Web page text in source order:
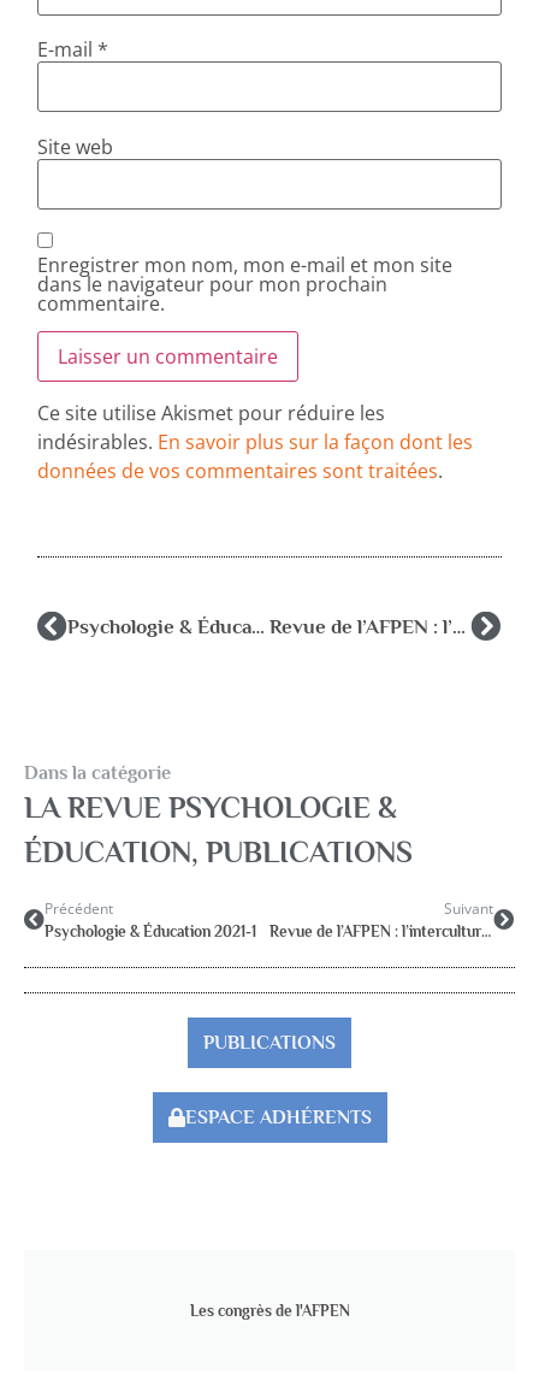
E-mail*
Site web
Enregistrer mon nom, mon e-mail et mon site
dans le navigateur pour mon prochain
commentaire.
Ce site utilise Akismet pour réduire les
indésirables. En savoir plus sur la façon dont les
données de vos commentaires sont traitées.
Psychologie & Éducation 2021-1 Revue de l’AFPEN : l’interculturalité, de la théorie à la pratique décembre 2023
Dans la catégorie
LA REVUE PSYCHOLOGIE &
ÉDUCATION, PUBLICATIONS
Précédent
Psychologie & Éducation 2021-1
Suivant
Revue de l’AFPEN : l’interculturalité, de la théorie à la pratique décembre 2023
PUBLICATIONS
ESPACE ADHÉRENTS
Les congrès de l'AFPEN